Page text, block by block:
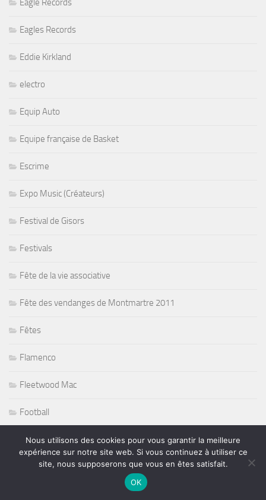
Eagle Records
Eagles Records
Eddie Kirkland
electro
Equip Auto
Equipe française de Basket
Escrime
Expo Music (Créateurs)
Festival de Gisors
Festivals
Fête de la vie associative
Fête des vendanges de Montmartre 2011
Fêtes
Flamenco
Fleetwood Mac
Football
football pfc
Nous utilisons des cookies pour vous garantir la meilleure
expérience sur notre site web. Si vous continuez à utiliser ce
site, nous supposerons que vous en êtes satisfait.
OK